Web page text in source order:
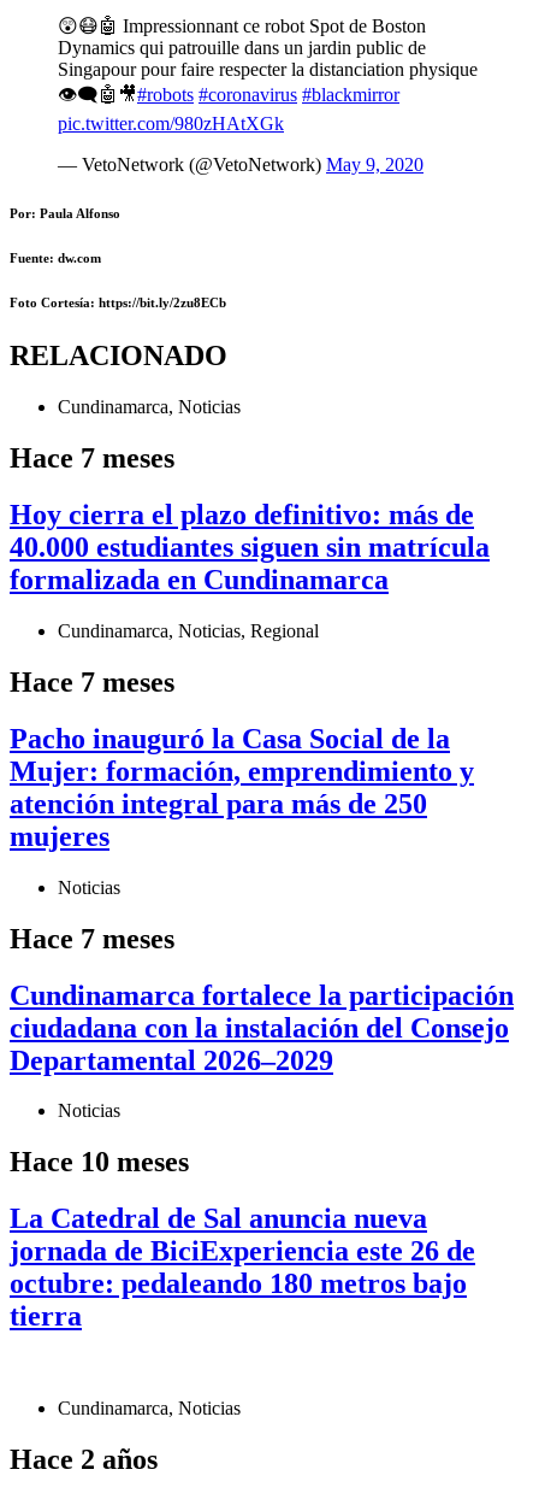
😲😷🤖 Impressionnant ce robot Spot de Boston
Dynamics qui patrouille dans un jardin public de
Singapour pour faire respecter la distanciation physique
👁‍🗨🤖🎥#robots #coronavirus #blackmirror
pic.twitter.com/980zHAtXGk
— VetoNetwork (@VetoNetwork) May 9, 2020
Por: Paula Alfonso
Fuente: dw.com
Foto Cortesía: https://bit.ly/2zu8ECb
RELACIONADO
Cundinamarca, Noticias
Hace 7 meses
Hoy cierra el plazo definitivo: más de
40.000 estudiantes siguen sin matrícula
formalizada en Cundinamarca
Cundinamarca, Noticias, Regional
Hace 7 meses
Pacho inauguró la Casa Social de la
Mujer: formación, emprendimiento y
atención integral para más de 250
mujeres
Noticias
Hace 7 meses
Cundinamarca fortalece la participación
ciudadana con la instalación del Consejo
Departamental 2026–2029
Noticias
Hace 10 meses
La Catedral de Sal anuncia nueva
jornada de BiciExperiencia este 26 de
octubre: pedaleando 180 metros bajo
tierra
Cundinamarca, Noticias
Hace 2 años